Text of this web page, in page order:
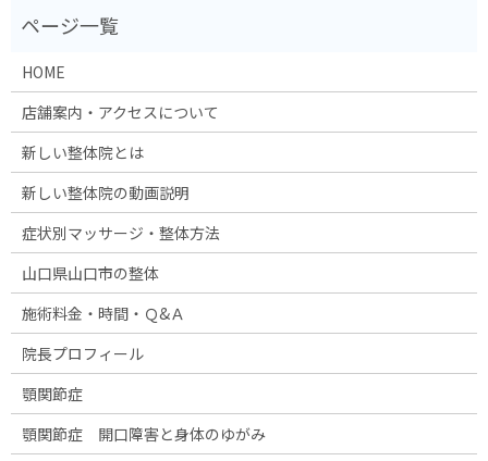
HOME
店舗案内・アクセスについて
新しい整体院とは
新しい整体院の動画説明
症状別マッサージ・整体方法
山口県山口市の整体
施術料金・時間・Ｑ&Ａ
院長プロフィール
顎関節症
顎関節症 開口障害と身体のゆがみ